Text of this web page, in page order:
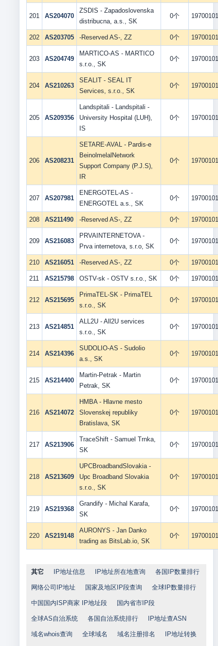
201 AS204070
ZSDIS - Zapadoslovenska
distribucna, a.s., SK
0个 19700101
202 AS203705 -Reserved AS-, ZZ 0个 19700101
203 AS204749
MARTICO-AS - MARTICO
s.r.o., SK
0个 19700101
204 AS210263
SEALIT - SEAL IT
Services, s.r.o., SK
0个 19700101
205 AS209356
Landspitali - Landspitali -
University Hospital (LUH),
IS
0个 19700101
206 AS208231
SETARE-AVAL - Pardis-e
BeinolmelalNetwork
Support Company (P.J.S),
IR
0个 19700101
207 AS207981
ENERGOTEL-AS -
ENERGOTEL a.s., SK
0个 19700101
208 AS211490 -Reserved AS-, ZZ 0个 19700101
209 AS216083
PRVAINTERNETOVA -
Prva internetova, s.r.o, SK
0个 19700101
210 AS216051 -Reserved AS-, ZZ 0个 19700101
211 AS215798 OSTV-sk - OSTV s.r.o., SK 0个 19700101
212 AS215695
PrimaTEL-SK - PrimaTEL
s.r.o., SK
0个 19700101
213 AS214851
ALL2U - All2U services
s.r.o., SK
0个 19700101
214 AS214396
SUDOLIO-AS - Sudolio
a.s., SK
0个 19700101
215 AS214400
Martin-Petrak - Martin
Petrak, SK
0个 19700101
216 AS214072
HMBA - Hlavne mesto
Slovenskej republiky
Bratislava, SK
0个 19700101
217 AS213906
TraceShift - Samuel Trnka,
SK
0个 19700101
218 AS213609
UPCBroadbandSlovakia -
Upc Broadband Slovakia
s.r.o., SK
0个 19700101
219 AS219368
Grandify - Michal Karafa,
SK
0个 19700101
220 AS219148
AURONYS - Jan Danko
trading as BitsLab.io, SK
0个 19700101
其它 IP地址信息 IP地址所在地查询 各国IP数量排行
网络公司IP地址 国家及地区IP段查询 全球IP数量排行
中国国内ISP商家 IP地址段 国内省市IP段
全球AS自治系统 各国自治系统排行 IP地址查ASN
域名whois查询 全球域名 域名注册排名 IP地址转换